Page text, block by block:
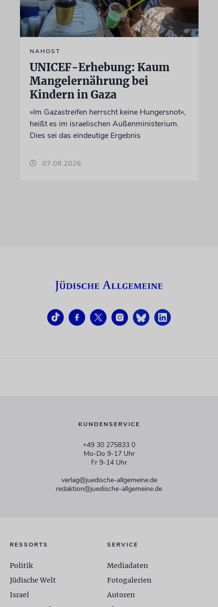
NAHOST
UNICEF-Erhebung: Kaum
Mangelernährung bei
Kindern in Gaza
»Im Gazastreifen herrscht keine Hungersnot«,
heißt es im israelischen Außenministerium.
Dies sei das eindeutige Ergebnis
07.08.2026
KUNDENSERVICE
+49 30 275833 0
Mo-Do 9-17 Uhr
Fr 9-14 Uhr
verlag@juedische-allgemeine.de
redaktion@juedische-allgemeine.de
RESSORTS
Politik
Jüdische Welt
Israel
SERVICE
Mediadaten
Fotogalerien
Autoren